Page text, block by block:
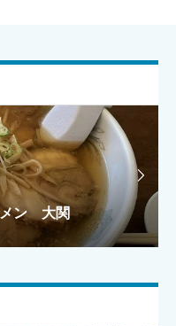
麺之介
メン 大関
麺之介
